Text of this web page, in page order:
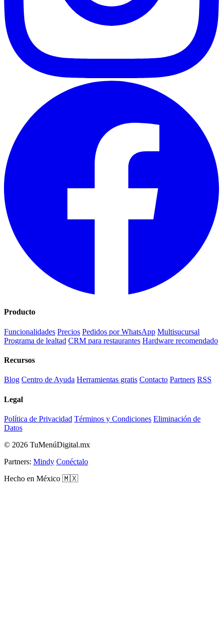
Producto
Funcionalidades Precios Pedidos por WhatsApp Multisucursal
Programa de lealtad CRM para restaurantes Hardware recomendado
Recursos
Blog Centro de Ayuda Herramientas gratis Contacto Partners RSS
Legal
Política de Privacidad Términos y Condiciones Eliminación de
Datos
© 2026 TuMenúDigital.mx
Partners: Mindy Conéctalo
Hecho en México 🇲🇽